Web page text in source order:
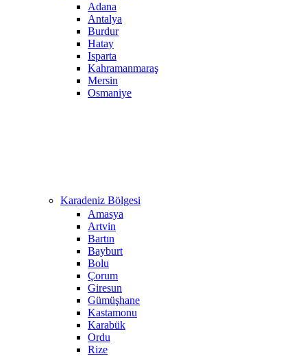
Adana
Antalya
Burdur
Hatay
Isparta
Kahramanmaraş
Mersin
Osmaniye
Karadeniz Bölgesi
Amasya
Artvin
Bartın
Bayburt
Bolu
Çorum
Giresun
Gümüşhane
Kastamonu
Karabük
Ordu
Rize